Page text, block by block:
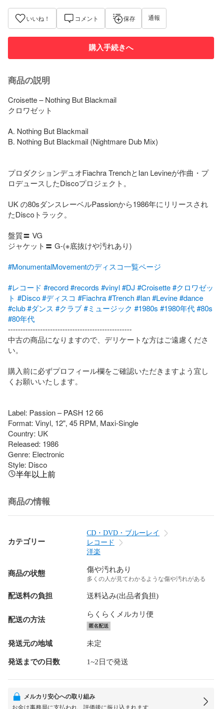
いいね！ コメント 保存 通報
購入手続きへ
商品の説明
Croisette – Nothing But Blackmail
クロワゼット
A. Nothing But Blackmail
B. Nothing But Blackmail (Nightmare Dub Mix)
プロダクションデュオFiachra TrenchとIan Levineが作曲・プ
ロデュースしたDiscoプロジェクト。
UK の80sダンスレーベルPassionから1986年にリリースされ
たDiscoトラック。
盤質〓 VG
ジャケット〓 G-(※底抜けや汚れあり)
#MonumentalMovementのディスコ一覧ページ
#レコード #record#records #vinyl#DJ #Croisette#クロワゼッ
ト #Disco#ディスコ #Fiachra#Trench#Ian#Levine#dance
#club#ダンス #クラブ#ミュージック #1980s #1980年代#80s
#80年代
--------------------------------------------------
中古の商品になりますので、デリケートな方はご遠慮くださ
い。
購入前に必ずプロフィール欄をご確認いただきますよう宜し
くお願いいたします。
Label: Passion – PASH 12 66
Format: Vinyl, 12", 45 RPM, Maxi-Single
Country: UK
Released: 1986
Genre: Electronic
Style: Disco
半年以上前
商品の情報
カテゴリー
CD・DVD・ブルーレイ
レコード
洋楽
商品の状態 傷や汚れあり
多くの人が見てわかるような傷や汚れがある
配送料の負担 送料込み(出品者負担)
配送の方法
らくらくメルカリ便
匿名配送
発送元の地域 未定
発送までの日数 1~2日で発送
メルカリ安心への取り組み
お金は事務局に支払われ、評価後に振り込まれます